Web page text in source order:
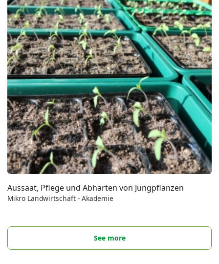
Aussaat, Pflege und Abhärten von Jungpflanzen
Mikro Landwirtschaft - Akademie
See more